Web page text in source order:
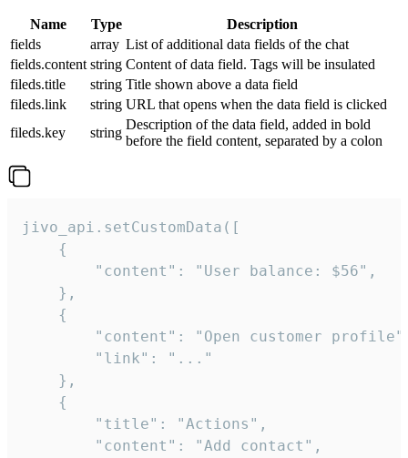
Name Type
Description
fields
array List of additional data fields of the chat
fields.content string Content of data field. Tags will be insulated
fileds.title
string Title shown above a data field
fileds.link
string URL that opens when the data field is clicked
fileds.key
string
Description of the data field, added in bold
before the field content, separated by a colon
jivo_api.setCustomData([
    {
        "content": "User balance: $56",
    },
    {
"content": "Open customer
        "link": "..."
    },
    {
        "title": "Actions",
        "content": "Add contact",